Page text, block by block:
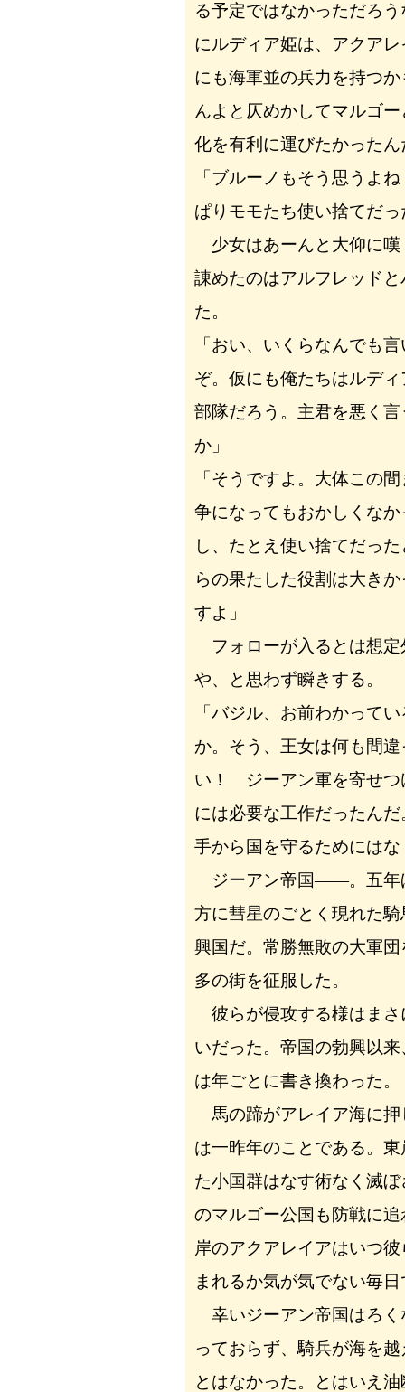
る予定ではなかっただろ
にルディア姫は、アクア
にも海軍並の兵力を持つ
んよと仄めかしてマルゴ
化を有利に運びたかったん
「ブルーノもそう思うよ
ぱりモモたち使い捨てだ
少女はあーんと大仰に嘆
諌めたのはアルフレッド
た。
「おい、いくらなんでも
ぞ。仮にも俺たちはルデ
部隊だろう。主君を悪く
か」
「そうですよ。大体この
争になってもおかしくな
し、たとえ使い捨てだっ
らの果たした役割は大き
すよ」
フォローが入るとは想定
や、と思わず瞬きする。
「バジル、お前わかって
か。そう、王女は何も間
い！ ジーアン軍を寄せつ
には必要な工作だったん
手から国を守るためにはな
ジーアン帝国――。五年
方に彗星のごとく現れた
興国だ。常勝無敗の大軍
多の街を征服した。
彼らが侵攻する様はまさ
いだった。帝国の勃興以
は年ごとに書き換わった。
馬の蹄がアレイア海に押
は一昨年のことである。
た小国群はなす術なく滅
のマルゴー公国も防戦に
岸のアクアレイアはいつ
まれるか気が気でない毎日
幸いジーアン帝国はろく
っておらず、騎兵が海を
とはなかった。とはいえ